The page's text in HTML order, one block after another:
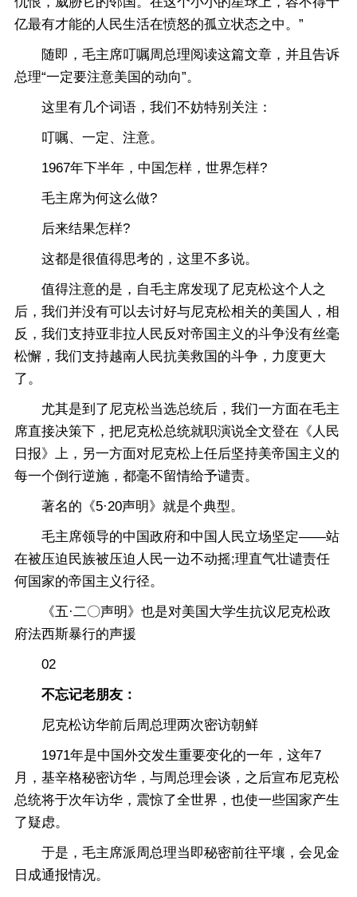
亿最有才能的人民生活在愤怒的孤立状态之中。”
随即，毛主席叮嘱周总理阅读这篇文章，并且告诉
总理“一定要注意美国的动向”。
这里有几个词语，我们不妨特别关注：
叮嘱、一定、注意。
1967年下半年，中国怎样，世界怎样?
毛主席为何这么做?
后来结果怎样?
这都是很值得思考的，这里不多说。
值得注意的是，自毛主席发现了尼克松这个人之
后，我们并没有可以去讨好与尼克松相关的美国人，相
反，我们支持亚非拉人民反对帝国主义的斗争没有丝毫
松懈，我们支持越南人民抗美救国的斗争，力度更大
了。
尤其是到了尼克松当选总统后，我们一方面在毛主
席直接决策下，把尼克松总统就职演说全文登在《人民
日报》上，另一方面对尼克松上任后坚持美帝国主义的
每一个倒行逆施，都毫不留情给予谴责。
著名的《5·20声明》就是个典型。
毛主席领导的中国政府和中国人民立场坚定——站
在被压迫民族被压迫人民一边不动摇;理直气壮谴责任
何国家的帝国主义行径。
《五·二〇声明》也是对美国大学生抗议尼克松政
府法西斯暴行的声援
02
不忘记老朋友：
尼克松访华前后周总理两次密访朝鲜
1971年是中国外交发生重要变化的一年，这年7
月，基辛格秘密访华，与周总理会谈，之后宣布尼克松
总统将于次年访华，震惊了全世界，也使一些国家产生
了疑虑。
于是，毛主席派周总理当即秘密前往平壤，会见金
日成通报情况。